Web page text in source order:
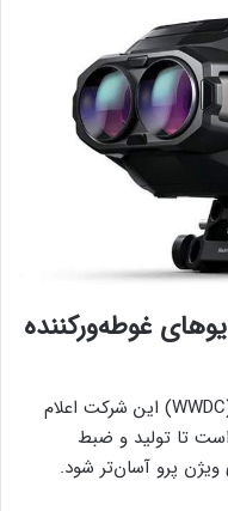
غوطه‌ورکننده
در کنفرانس جهانی توسعه‌دهندگان اپل (WWDC) این شرکت اعلام
کرد که با همکاری Blackmagic Design است تا تولید و ضبط
ویژن پرو آسان‌تر شود.